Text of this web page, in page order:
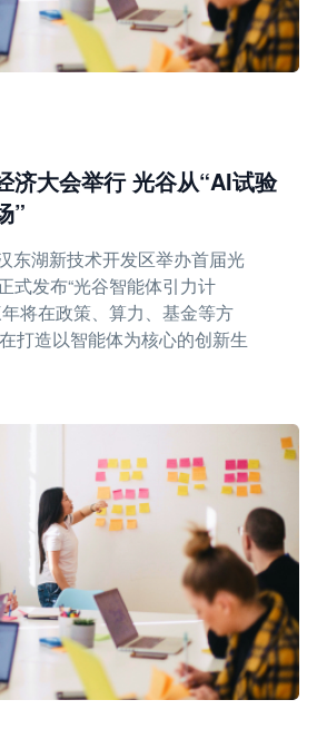
济大会举行 光谷从“AI试验
”
东湖新技术开发区举办首届光
式发布“光谷智能体引力计
将在政策、算力、基金等方
打造以智能体为核心的创新生